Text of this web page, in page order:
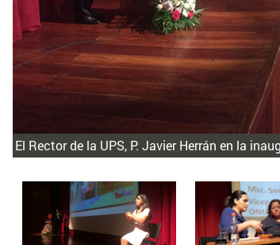
El Rector de la UPS, P. Javier Herrán en la